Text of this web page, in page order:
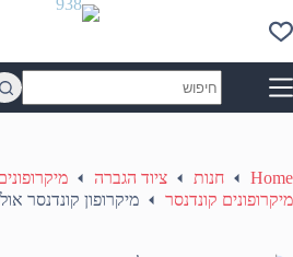
to
content
results
Home חנות ציוד הגברה
מיקרופונים קונדנסר
מיקרופון קונדנסר